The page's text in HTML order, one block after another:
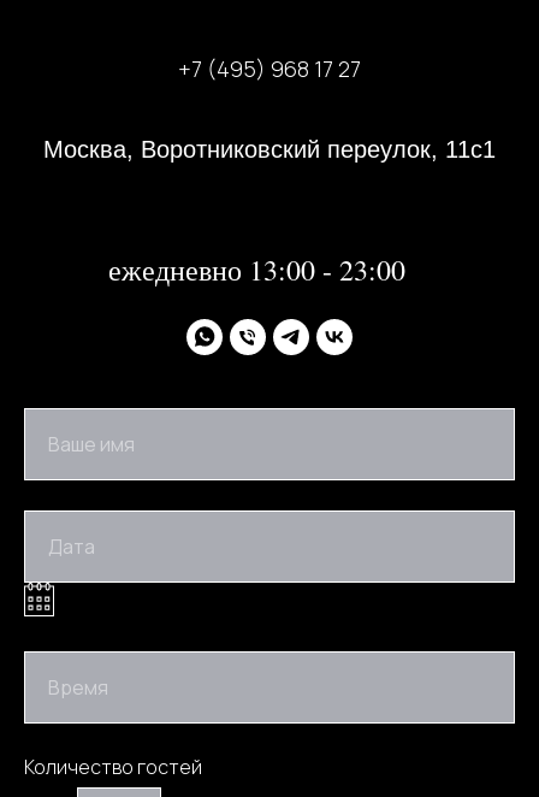
+7 (495) 968 17 27
Москва, Воротниковский переулок, 11с1
ежедневно 13:00 - 23:00
Ваше имя
Дата
Время
Количество гостей